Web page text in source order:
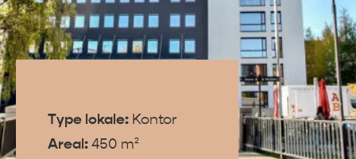
Type lokale: Kontor
Areal:450 m²